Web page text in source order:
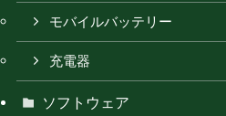
モバイルバッテリー
充電器
ソフトウェア